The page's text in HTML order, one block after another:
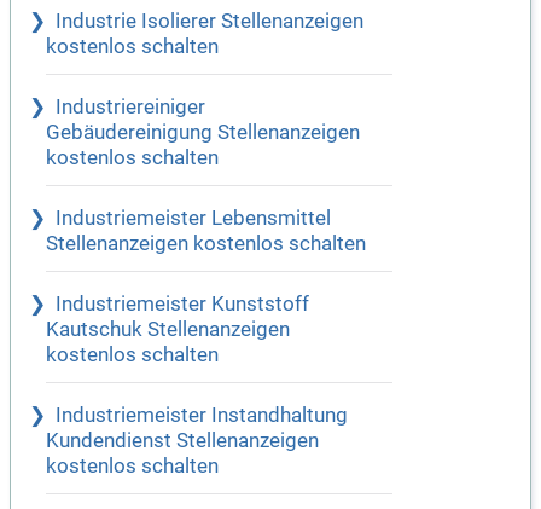
Industrie Isolierer Stellenanzeigen
kostenlos schalten
Industriereiniger
Gebäudereinigung Stellenanzeigen
kostenlos schalten
Industriemeister Lebensmittel
Stellenanzeigen kostenlos schalten
Industriemeister Kunststoff
Kautschuk Stellenanzeigen
kostenlos schalten
Industriemeister Instandhaltung
Kundendienst Stellenanzeigen
kostenlos schalten